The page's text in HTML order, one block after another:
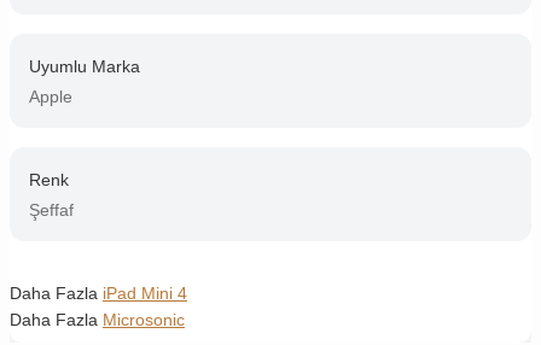
Uyumlu Marka
Apple
Renk
Şeffaf
Daha Fazla iPad Mini 4
Daha Fazla Microsonic